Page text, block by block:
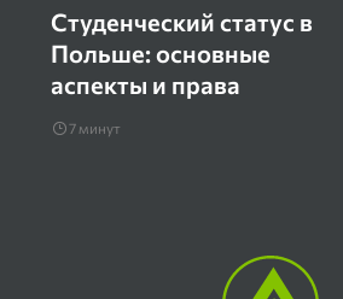
Студенческий статус в
Польше: основные
аспекты и права
7 минут